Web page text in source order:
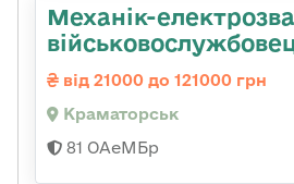
Механік-
від 21000 до 121000 грн
Краматорськ
81 ОАеМБр